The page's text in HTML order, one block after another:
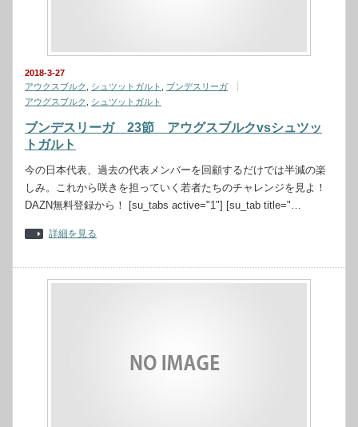
2018-3-27
アウクスブルク
シュツットガルト
ブンデスリーガ
アウグスブルク
シュツットガルト
ブンデスリーガ 23節 アウグスブルクvsシュツッ
トガルト
今の日本代表、過去の代表メンバーを回顧するだけでは半減の楽
しみ。これから咲きを担っていく若者たちのチャレンジを見よ！
DAZN無料登録から！ [su_tabs active="1"] [su_tab title="…
詳細を見る